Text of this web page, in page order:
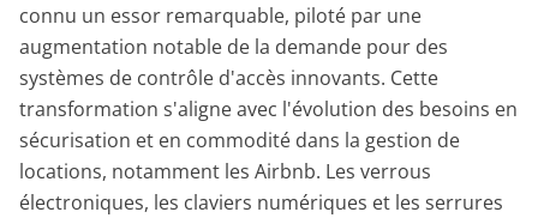
connu un essor remarquable, piloté par une
augmentation notable de la demande pour des
systèmes de contrôle d'accès innovants. Cette
transformation s'aligne avec l'évolution des besoins en
sécurisation et en commodité dans la gestion de
locations, notamment les Airbnb. Les verrous
électroniques, les claviers numériques et les serrures